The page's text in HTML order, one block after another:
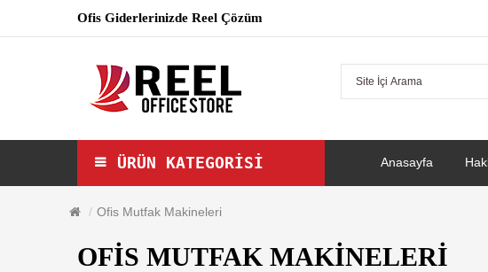
Ofis Giderlerinizde Reel Çözüm
ÜRÜN KATEGORISI Anasayfa
Ofis Mutfak Makineleri
OFIS MUTFAK MAKINELERI